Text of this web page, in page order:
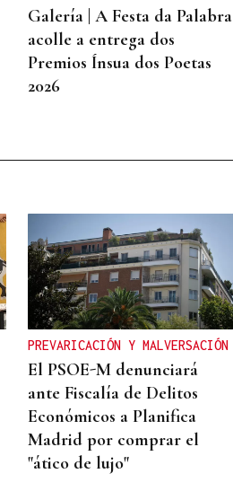
Galería | A Festa da Palabra
acolle a entrega dos
Premios Ínsua dos Poetas
2026
PREVARICACIÓN Y MALVERSACIÓN
El PSOE-M denunciará
ante Fiscalía de Delitos
Económicos a Planifica
Madrid por comprar el
"ático de lujo"